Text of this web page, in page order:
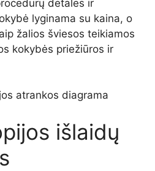
detales ir
lyginama su kaina, o
žalios šviesos teikiamos
kokybės priežiūros ir
išlaidų